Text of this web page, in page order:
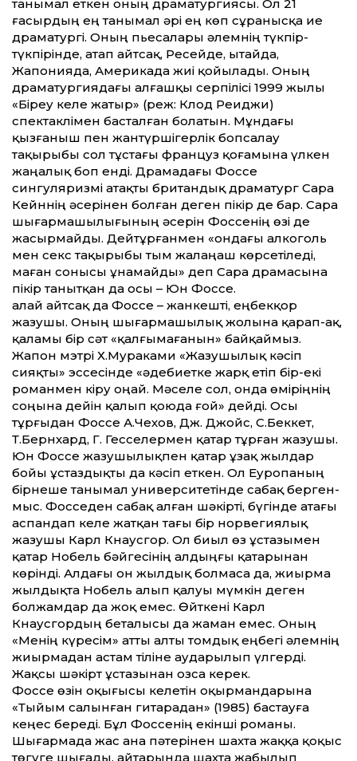
танымал еткен оның драматургиясы. Ол 21
ғасырдың ең танымал әрі ең көп сұранысқа ие
драматургі. Оның пьесалары әлемнің түкпір-
түкпірінде, атап айтсақ, Ресейде, Қытайда,
Жапонияда, Америкада жиі қойылады. Оның
драматургиядағы алғашқы серпілісі 1999 жылы
«Біреу келе жатыр» (реж: Клод Реиджи)
спектаклімен басталған болатын. Мұндағы
қызғаныш пен жантүршігерлік бопсалау
тақырыбы сол тұстағы француз қоғамына үлкен
жаңалық боп енді. Драмадағы Фоссе
сингуляризмі атақты британдық драматург Сара
Кейннің әсерінен болған деген пікір де бар. Сара
шығармашылығының әсерін Фоссенің өзі де
жасырмайды. Дейтұрғанмен «ондағы алкоголь
мен секс тақырыбы тым жалаңаш көрсетіледі,
маған сонысы ұнамайды» деп Сара драмасына
пікір танытқан да осы – Юн Фоссе.
Қалай айтсақ да Фоссе – жанкешті, еңбекқор
жазушы. Оның шығармашылық жолына қарап-ақ,
қаламы бір сәт «қалғымағанын» байқаймыз.
Жапон мэтрі Х.Мураками «Жазушылық кәсіп
сияқты» эссесінде «әдебиетке жарқ етіп бір-екі
романмен кіру оңай. Мәселе сол, онда өміріңнің
соңына дейін қалып қоюда ғой» дейді. Осы
тұрғыдан Фоссе А.Чехов, Дж. Джойс, С.Беккет,
Т.Бернхард, Г. Гесселермен қатар тұрған жазушы.
Юн Фоссе жазушылықпен қатар ұзақ жылдар
бойы ұстаздықты да кәсіп еткен. Ол Еуропаның
бірнеше танымал университетінде сабақ берген-
мыс. Фосседен сабақ алған шәкірті, бүгінде атағы
аспандап келе жатқан тағы бір норвегиялық
жазушы Карл Кнаусгор. Ол биыл өз ұстазымен
қатар Нобель бәйгесінің алдыңғы қатарынан
көрінді. Алдағы он жылдық болмаса да, жиырма
жылдықта Нобель алып қалуы мүмкін деген
болжамдар да жоқ емес. Өйткені Карл
Кнаусгордың беталысы да жаман емес. Оның
«Менің күресім» атты алты томдық еңбегі әлемнің
жиырмадан астам тіліне аударылып үлгерді.
Жақсы шәкірт ұстазынан озса керек.
Фоссе өзін оқығысы келетін оқырмандарына
«Тыйым салынған гитарадан» (1985) бастауға
кеңес береді. Бұл Фоссенің екінші романы.
Шығармада жас ана пәтерінен шахта жаққа қоқыс
төгуге шығады. Қайтарында шахта жабылып